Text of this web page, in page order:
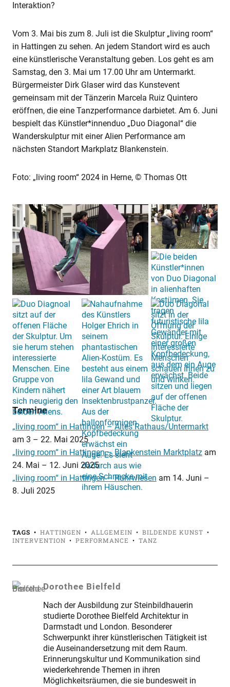
Interaktion?
Vom 3. Mai bis zum 8. Juli ist die Skulptur „living room“
in Hattingen zu sehen. An jedem Standort wird es auch
eine künstlerische Veranstaltung geben. Los geht es am
Samstag, den 3. Mai um 17.00 Uhr am Untermarkt.
Bürgermeister Dirk Glaser wird das Kunstevent
gemeinsam mit der Tänzerin Marcela Ruiz Quintero
eröffnen, die eine Tanzperformance darbietet. Am 6. Juni
bespielt das Künstler*innenduo „Duo Diagonal“ die
Wanderskulptur mit einer Alien Performance am
nächsten Standort Markplatz Blankenstein.
Foto: „living room“ 2024 in Herne, © Thomas Ott
Termine
„living room“ in Hattingen – Altes Rathaus/Untermarkt
am 3 – 22. Mai 2025
„living room“ in Hattingen – Blankenstein Marktplatzam
24. Mai – 12. Juni 2025
„living room“ in Hattingen – Ruhrwiesen am 14. Juni –
8. Juli 2025
TAGS HATTINGEN ALLGEMEIN
BILDENDE KUNST
INTERVENTION
PERFORMANCE TANZ
Dorothee Bielfeld
Nach der Ausbildung zur Steinbildhauerin
studierte Dorothee Bielfeld Architektur in
Darmstadt und London. Besonderer
Schwerpunkt ihrer künstlerischen Tätigkeit ist
die Auseinandersetzung mit dem Raum.
Erinnerungskultur und Kommunikation sind
wiederkehrende Themen in ihren
Möglichkeitsräumen, die sie bundesweit in